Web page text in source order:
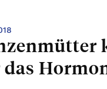
das